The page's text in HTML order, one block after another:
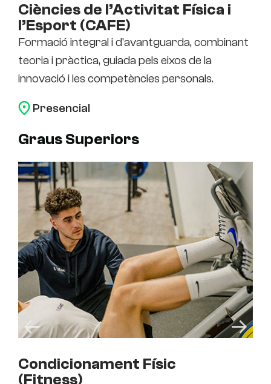
Ciències de l’Activitat Física i
l’Esport (CAFE)
Formació integral i d'avantguarda, combinant
teoria i pràctica, guiada pels eixos de la
innovació i les competències personals.
Presencial
Graus Superiors
Condicionament Físic
(Fitness)